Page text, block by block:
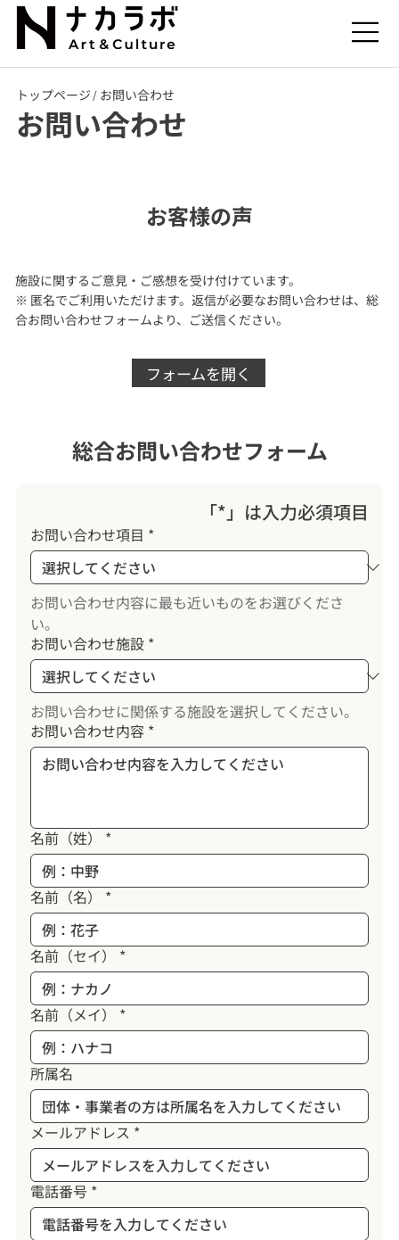
お問い合わせ
トップページ / お問い合わせ
施設に関するご意見・ご感想を受け付けています。
※ 匿名でご利用いただけます。返信が必要なお問い合わせは、総
合お問い合わせフォームより、ご送信ください。
フォームを開く
お客様の声
総合お問い合わせフォーム
「*」は入力必須項目
お問い合わせ項目 *
お問い合わせ内容に最も近いものをお選びくださ
い。
お問い合わせ施設 *
お問い合わせに関係する施設を選択してください。
お問い合わせ内容 *
名前（姓） *
名前（名） *
名前（セイ） *
名前（メイ） *
所属名
メールアドレス *
電話番号 *